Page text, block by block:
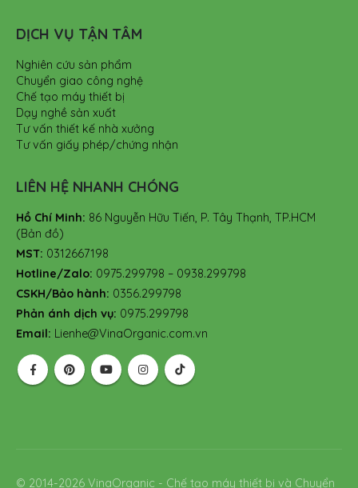
DỊCH VỤ TẬN TÂM
Nghiên cứu sản phẩm
Chuyển giao công nghệ
Chế tạo máy thiết bị
Dạy nghề sản xuất
Tư vấn thiết kế nhà xưởng
Tư vấn giấy phép/chứng nhận
LIÊN HỆ NHANH CHÓNG
Hồ Chí Minh: 86 Nguyễn Hữu Tiến, P. Tây Thạnh, TP.HCM
(Bản đồ)
MST: 0312667198
Hotline/Zalo: 0975.299798 – 0938.299798
CSKH/Bảo hành: 0356.299798
Phản ánh dịch vụ: 0975.299798
Email: Lienhe@VinaOrganic.com.vn
© 2014-2026 VinaOrganic - Chế tạo máy thiết bị và Chuyển